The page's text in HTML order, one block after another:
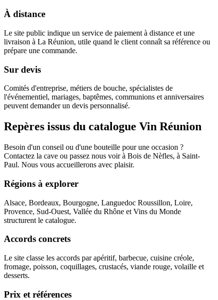
À distance
Le site public indique un service de paiement à distance et une
livraison à La Réunion, utile quand le client connaît sa référence ou
prépare une commande.
Sur devis
Comités d'entreprise, métiers de bouche, spécialistes de
l'événementiel, mariages, baptêmes, communions et anniversaires
peuvent demander un devis personnalisé.
Repères issus du catalogue Vin Réunion
Besoin d'un conseil ou d'une bouteille pour une occasion ?
Contactez la cave ou passez nous voir à Bois de Nèfles, à Saint-
Paul. Nous vous accueillerons avec plaisir.
Régions à explorer
Alsace, Bordeaux, Bourgogne, Languedoc Roussillon, Loire,
Provence, Sud-Ouest, Vallée du Rhône et Vins du Monde
structurent le catalogue.
Accords concrets
Le site classe les accords par apéritif, barbecue, cuisine créole,
fromage, poisson, coquillages, crustacés, viande rouge, volaille et
desserts.
Prix et références